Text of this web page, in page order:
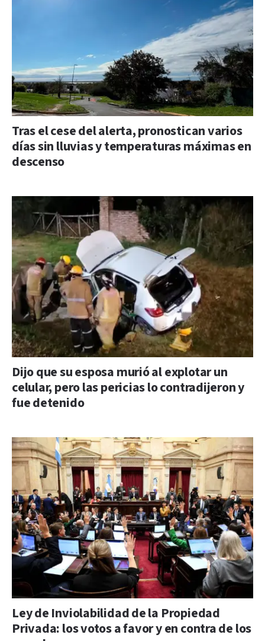
Tras el cese del alerta, pronostican varios
días sin lluvias y temperaturas máximas en
descenso
Dijo que su esposa murió al explotar un
celular, pero las pericias lo contradijeron y
fue detenido
Ley de Inviolabilidad de la Propiedad
Privada: los votos a favor y en contra de los